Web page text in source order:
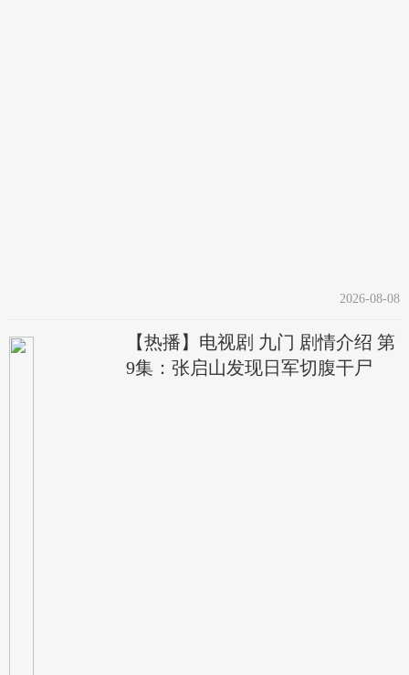
2026-08-08
【热播】电视剧 九门 剧情介绍 第
9集：张启山发现日军切腹干尸